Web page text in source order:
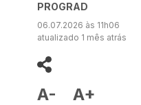
PROGRAD
06.07.2026 às 11h06
atualizado 1 mês atrás
A- A+